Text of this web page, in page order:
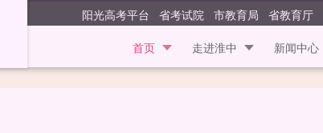
江苏省淮安中学
首页 走进淮中 新闻中心
阳光高考平台 省考试院 市教育局 省教育厅